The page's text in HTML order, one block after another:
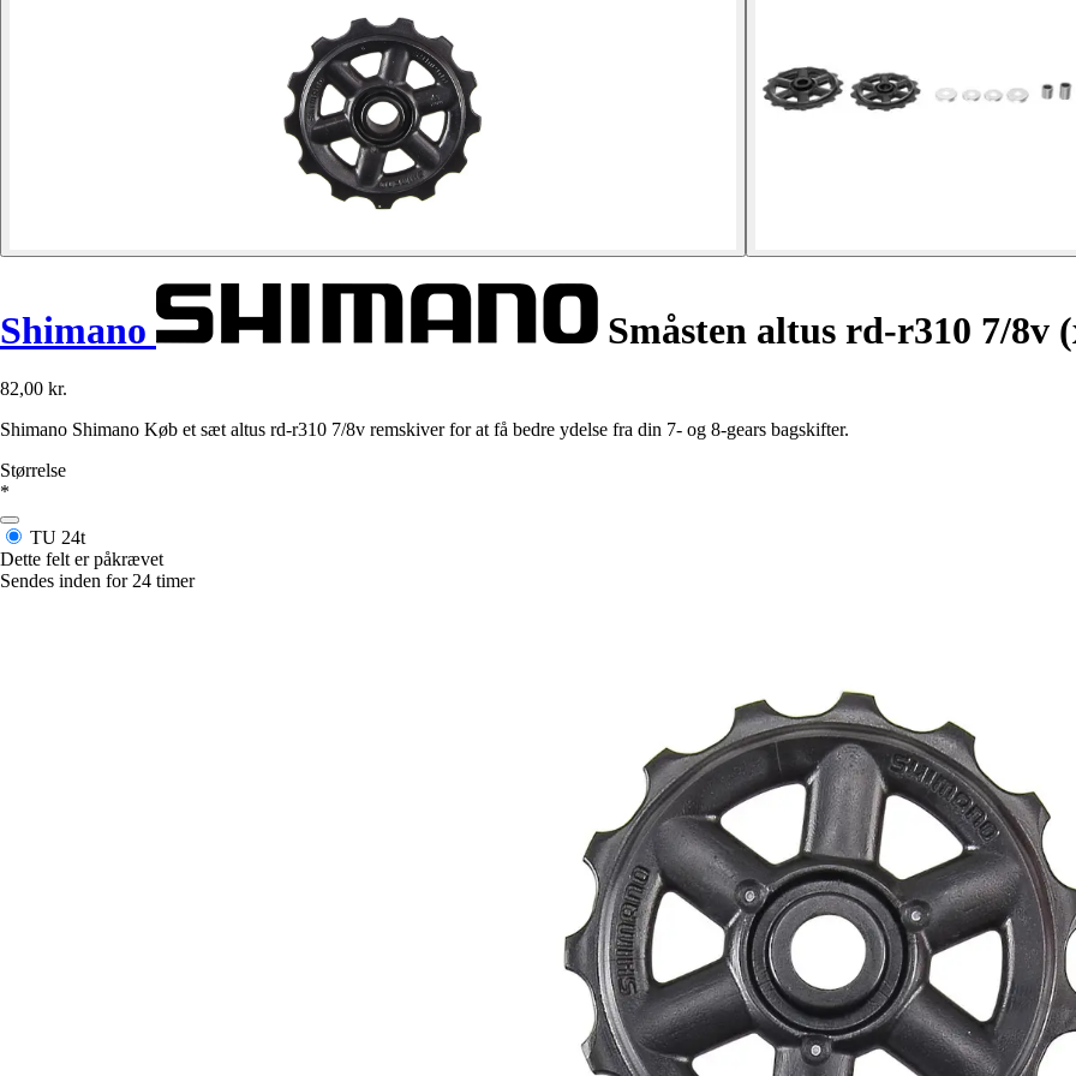
Shimano Småsten altus rd-r310 7/8v
82,00 kr.
Shimano Shimano Køb et sæt altus rd-r310 7/8v remskiver for at få bedre ydelse fra din 7- og 8-gears bagskifter.
Størrelse
*
TU 24t
Dette felt er påkrævet
Sendes inden for 24 timer